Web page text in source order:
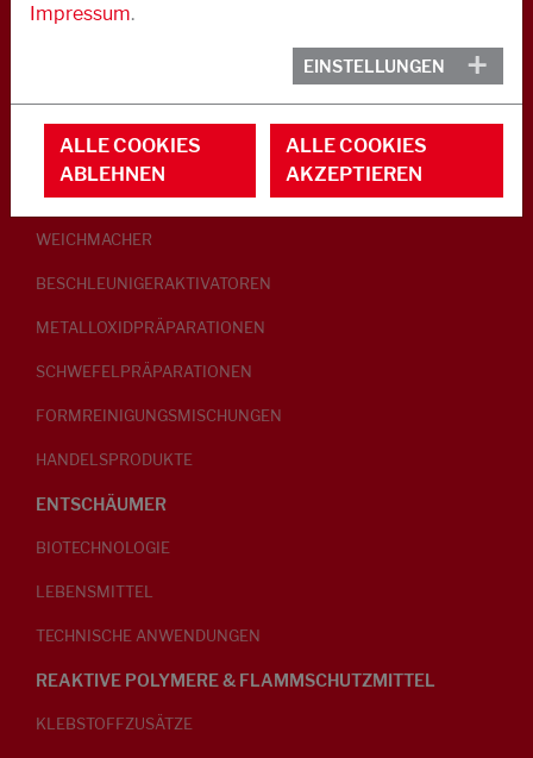
GLEITMITTEL
PEPTISATOREN
KLEBRIGMACHER / HOMOGENISATOREN
WEICHMACHER
BESCHLEUNIGERAKTIVATOREN
METALLOXIDPRÄPARATIONEN
SCHWEFELPRÄPARATIONEN
FORMREINIGUNGSMISCHUNGEN
HANDELSPRODUKTE
ENTSCHÄUMER
BIOTECHNOLOGIE
LEBENSMITTEL
TECHNISCHE ANWENDUNGEN
REAKTIVE POLYMERE & FLAMMSCHUTZMITTEL
KLEBSTOFFZUSÄTZE
Impressum.
EINSTELLUNGEN
ALLE COOKIES
ABLEHNEN
ALLE COOKIES
AKZEPTIEREN